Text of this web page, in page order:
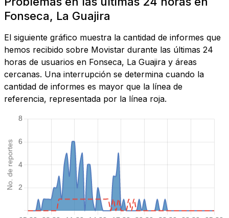
Fonseca, La Guajira
El siguiente gráfico muestra la cantidad de informes que
hemos recibido sobre Movistar durante las últimas 24
horas de usuarios en Fonseca, La Guajira y áreas
cercanas. Una interrupción se determina cuando la
cantidad de informes es mayor que la línea de
referencia, representada por la línea roja.